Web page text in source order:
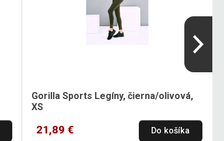
Gorilla Sports Legíny, čierna/olivová,
XS
21,89 € Do košíka